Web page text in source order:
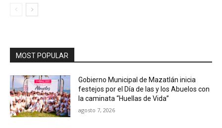
MOST POPULAR
Gobierno Municipal de Mazatlán inicia
festejos por el Día de las y los Abuelos con
la caminata “Huellas de Vida”
agosto 7, 2026